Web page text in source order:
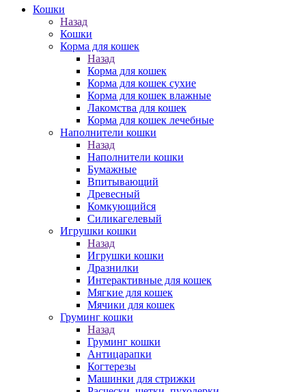
Кошки
Назад
Кошки
Корма для кошек
Назад
Корма для кошек
Корма для кошек сухие
Корма для кошек влажные
Лакомства для кошек
Корма для кошек лечебные
Наполнители кошки
Назад
Наполнители кошки
Бумажные
Впитывающий
Древесный
Комкующийся
Силикагелевый
Игрушки кошки
Назад
Игрушки кошки
Дразнилки
Интерактивные для кошек
Мягкие для кошек
Мячики для кошек
Груминг кошки
Назад
Груминг кошки
Антицарапки
Когтерезы
Машинки для стрижки